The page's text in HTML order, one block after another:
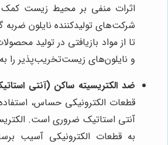
اثرات منفی بر محیط زیست کمک
شرکت‌های تولیدکننده نایلون ضربه
تا از مواد بازیافتی در تولید
و نایلون‌های زیست‌تخریب‌پذیر را به
ضد الکتریسیته ساکن (آنتی
قطعات الکترونیکی حساس، استفاده
آنتی استاتیک ضروری است.
به قطعات الکترونیکی آسیب